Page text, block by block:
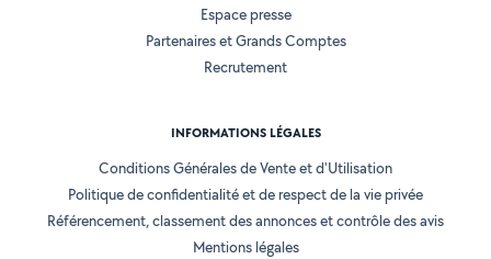
Espace presse
Partenaires et Grands Comptes
Recrutement
INFORMATIONS LÉGALES
Conditions Générales de Vente et d'Utilisation
Politique de confidentialité et de respect de la vie privée
Référencement, classement des annonces et contrôle des avis
Mentions légales